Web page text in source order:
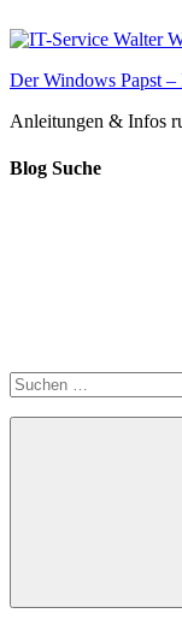
Inhalt
Der Windows Papst
Anleitungen & Infos
Blog Suche